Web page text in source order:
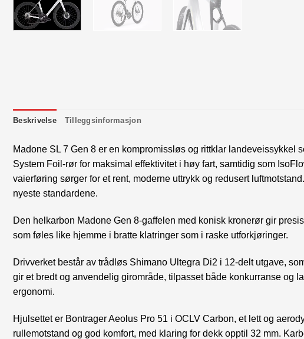
Beskrivelse Tilleggsinformasjon
Madone SL 7 Gen 8 er en kompromissløs og rittklar landeveissykkel
System Foil-rør for maksimal effektivitet i høy fart, samtidig som
vaierføring sørger for et rent, moderne uttrykk og redusert
nyeste standardene.
Den helkarbon Madone Gen 8-gaffelen med konisk kronerør gir
som føles like hjemme i bratte klatringer som i raske utforkjøringer.
Drivverket består av trådløs Shimano Ultegra Di2 i 12-delt utgave,
gir et bredt og anvendelig girområde, tilpasset både konkurranse og
ergonomi.
Hjulsettet er Bontrager Aeolus Pro 51 i OCLV Carbon, et lett og
rullemotstand og god komfort, med klaring for dekk opptil 32 mm.